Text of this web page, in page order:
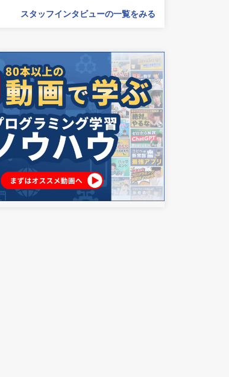
スタッフインタビューの一覧をみる